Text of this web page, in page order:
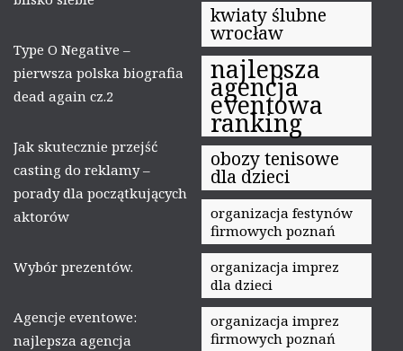
Type O Negative –
pierwsza polska biografia
dead again cz.2
Jak skutecznie przejść
casting do reklamy –
porady dla początkujących
aktorów
Wybór prezentów.
Agencje eventowe:
najlepsza agencja
kwiaty ślubne
wrocław
najlepsza
agencja
eventowa
ranking
obozy tenisowe
dla dzieci
organizacja festynów
firmowych poznań
organizacja imprez
dla dzieci
organizacja imprez
firmowych poznań